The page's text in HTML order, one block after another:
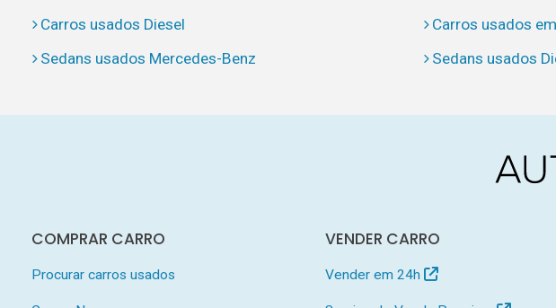
Carros usados Diesel
Carros usados
Sedans usados Mercedes-Benz
Sedans usados
COMPRAR CARRO
Procurar carros usados
VENDER CARRO
Vender em 24h